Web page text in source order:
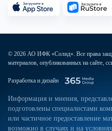
© 2026 АО ИФК «Солид». Все права
материалов, опубликованных на сайте,
Разработка и дизайн
Информация и мнения,
подготовлены специалистами
или частичное предоставление
возможно в случаях и на